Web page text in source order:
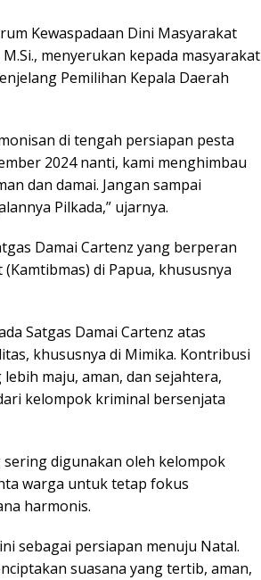
Kewaspadaan Dini Masyarakat
menyerukan kepada masyarakat
Pemilihan Kepala Daerah
di tengah persiapan pesta
2024 nanti, kami menghimbau
dan damai. Jangan sampai
Pilkada,” ujarnya.
Damai Cartenz yang berperan
di Papua, khususnya
Satgas Damai Cartenz atas
khususnya di Mimika. Kontribusi
maju, aman, dan sejahtera,
kelompok kriminal bersenjata
digunakan oleh kelompok
warga untuk tetap fokus
harmonis.
sebagai persiapan menuju Natal.
suasana yang tertib, aman,